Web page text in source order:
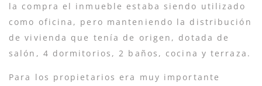
la compra el inmueble estaba siendo utilizado
como oficina, pero manteniendo la distribución
de vivienda que tenía de origen, dotada de
salón, 4 dormitorios, 2 baños, cocina y terraza.
Para los propietarios era muy importante